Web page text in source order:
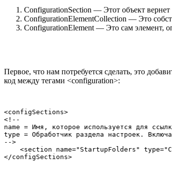
ConfigurationSection — Этот объект
ConfigurationElementCollection — Это
ConfigurationElement — Это сам элемент,
Первое, что нам потребуется сделать, это
код между тегами <configuration>:
<configSections>
<!--
name = Имя, которое используется для
type = Обработчик раздела настроек.
-->
<section name="StartupFolders"